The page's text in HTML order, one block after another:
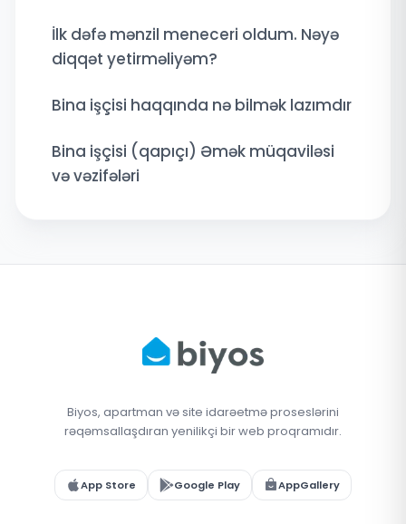
İlk dəfə mənzil meneceri oldum. Nəyə
diqqət yetirməliyəm?
Bina işçisi haqqında nə bilmək lazımdır
Bina işçisi (qapıçı) Əmək müqaviləsi
və vəzifələri
Biyos, apartman və site idarəetmə proseslərini
rəqəmsallaşdıran yenilikçi bir web proqramıdır.
App Store Google Play AppGallery